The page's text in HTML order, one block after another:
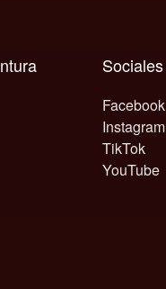
Sociales
Facebook
Instagram
TikTok
YouTube